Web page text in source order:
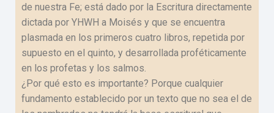
de nuestra Fe; está dado por la Escritura directamente
dictada por YHWH a Moisés y que se encuentra
plasmada en los primeros cuatro libros, repetida por
supuesto en el quinto, y desarrollada proféticamente
en los profetas y los salmos.
¿Por qué esto es importante? Porque cualquier
fundamento establecido por un texto que no sea el de